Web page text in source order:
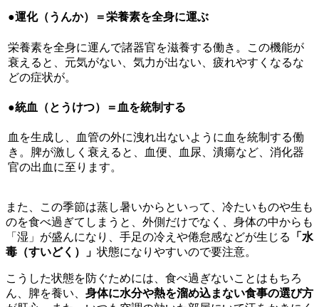
●運化（うんか）＝栄養素を全身に運ぶ
栄養素を全身に運んで諸器官を滋養する働き。この機能が
衰えると、元気がない、気力が出ない、疲れやすくなるな
どの症状が。
●統血（とうけつ）＝血を統制する
血を生成し、血管の外に洩れ出ないように血を統制する働
き。脾が激しく衰えると、血便、血尿、潰瘍など、消化器
官の出血に至ります。
また、この季節は蒸し暑いからといって、冷たいものや生も
のを食べ過ぎてしまうと、外側だけでなく、身体の中からも
「湿」が盛んになり、手足の冷えや倦怠感などが生じる
「水
毒（すいどく）」 状態になりやすいので要注意。
こうした状態を防ぐためには、食べ過ぎないことはもちろ
ん、脾を養い、 身体に水分や熱を溜め込まない食事の選び方